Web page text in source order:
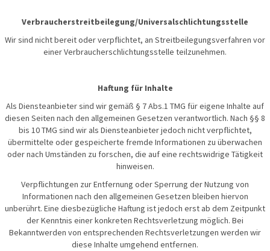
Verbraucherstreitbeilegung/Universalschlichtungsstelle
Wir sind nicht bereit oder verpflichtet, an Streitbeilegungsverfahren vor
einer Verbraucherschlichtungsstelle teilzunehmen.
Haftung für Inhalte
Als Diensteanbieter sind wir gemäß § 7 Abs.1 TMG für eigene Inhalte auf
diesen Seiten nach den allgemeinen Gesetzen verantwortlich. Nach §§ 8
bis 10 TMG sind wir als Diensteanbieter jedoch nicht verpflichtet,
übermittelte oder gespeicherte fremde Informationen zu überwachen
oder nach Umständen zu forschen, die auf eine rechtswidrige Tätigkeit
hinweisen.
Verpflichtungen zur Entfernung oder Sperrung der Nutzung von
Informationen nach den allgemeinen Gesetzen bleiben hiervon
unberührt. Eine diesbezügliche Haftung ist jedoch erst ab dem Zeitpunkt
der Kenntnis einer konkreten Rechtsverletzung möglich. Bei
Bekanntwerden von entsprechenden Rechtsverletzungen werden wir
diese Inhalte umgehend entfernen.